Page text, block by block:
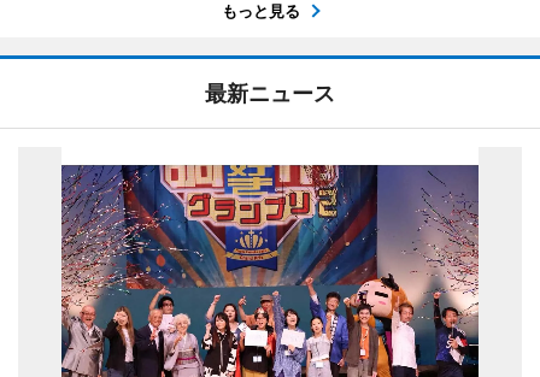
もっと見る
最新ニュース